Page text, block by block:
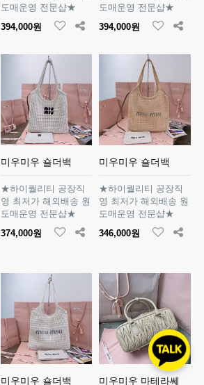
도매운영 전문샵★
394,000원
도매운영 전문샵★
394,000원
미우미우 숄더백
★하이퀄리티 공장직
영 최저가 해외배송 원
도매운영 전문샵★
374,000원
미우미우 숄더백
★하이퀄리티 공장직
영 최저가 해외배송 원
도매운영 전문샵★
346,000원
미우미우 숄더백 미우미우 마테라쎄